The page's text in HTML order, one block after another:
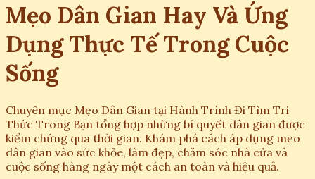
Mẹo Dân Gian Hay Và Ứng
Dụng Thực Tế Trong Cuộc
Sống
Chuyên mục Mẹo Dân Gian tại Hành Trình Đi Tìm Tri
Thức Trong Bạn tổng hợp những bí quyết dân gian được
kiểm chứng qua thời gian. Khám phá cách áp dụng mẹo
dân gian vào sức khỏe, làm đẹp, chăm sóc nhà cửa và
cuộc sống hàng ngày một cách an toàn và hiệu quả.